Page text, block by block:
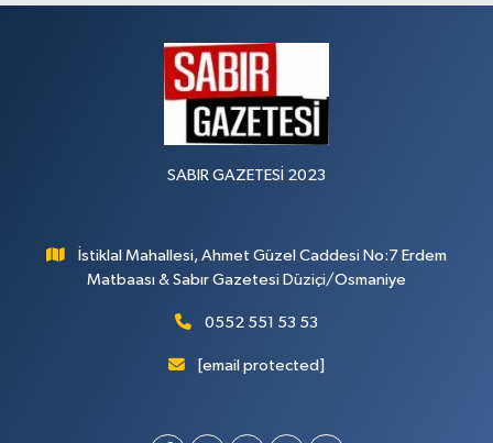
SABIR GAZETESİ 2023
İstiklal Mahallesi, Ahmet Güzel Caddesi No:7 Erdem
Matbaası & Sabır Gazetesi Düziçi/Osmaniye
0552 551 53 53
[email protected]